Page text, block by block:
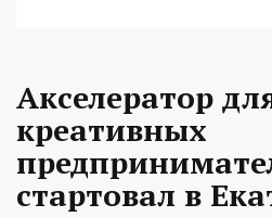
Акселератор
креативных
стартовал в